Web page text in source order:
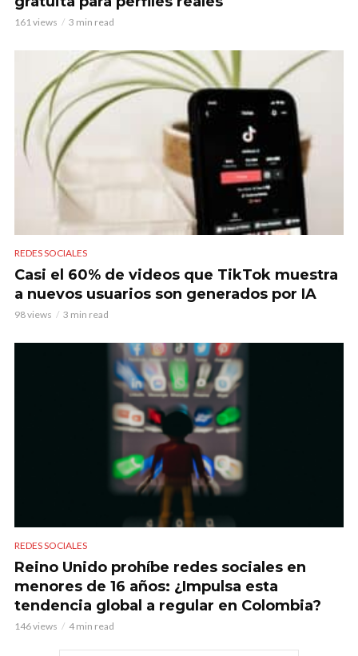
161 views 3 min read
REDES SOCIALES
Casi el 60% de videos que TikTok muestra
a nuevos usuarios son generados por IA
98 views 3 min read
REDES SOCIALES
Reino Unido prohíbe redes sociales en
menores de 16 años: ¿Impulsa esta
tendencia global a regular en Colombia?
146 views 4 min read